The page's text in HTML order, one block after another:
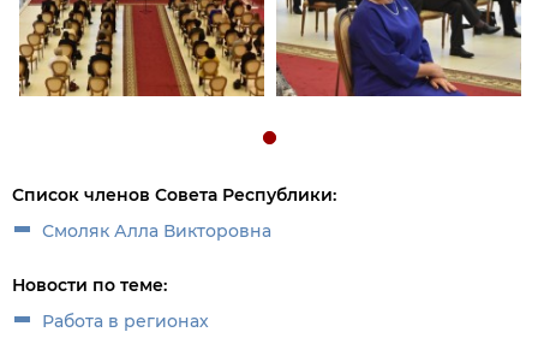
Список членов Совета Республики:
Смоляк Алла Викторовна
Новости по теме:
Работа в регионах